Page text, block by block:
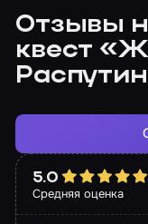
Отзывы
квест
Средняя оценка
5.0